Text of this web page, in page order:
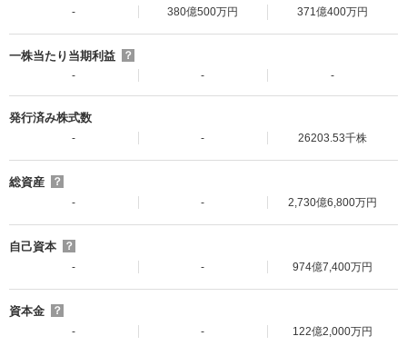
- 380億500万円 371億400万円
一株当たり当期利益
？
-
- -
発行済み株式数
- - 26203.53千株
総資産
？
-
- 2,730億6,800万円
自己資本
？
-
- 974億7,400万円
資本金
？
-
- 122億2,000万円